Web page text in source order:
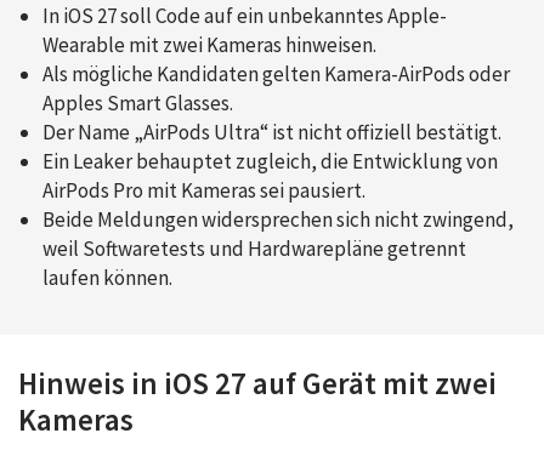
In iOS 27 soll Code auf ein unbekanntes Apple-
Wearable mit zwei Kameras hinweisen.
Als mögliche Kandidaten gelten Kamera-AirPods oder
Apples Smart Glasses.
Der Name „AirPods Ultra“ ist nicht offiziell bestätigt.
Ein Leaker behauptet zugleich, die Entwicklung von
AirPods Pro mit Kameras sei pausiert.
Beide Meldungen widersprechen sich nicht zwingend,
weil Softwaretests und Hardwarepläne getrennt
laufen können.
Hinweis in iOS 27 auf Gerät mit zwei
Kameras